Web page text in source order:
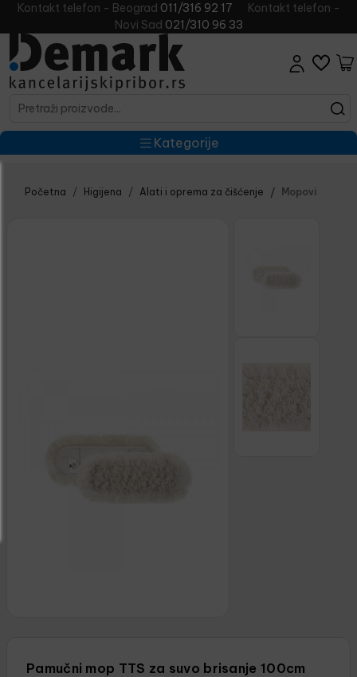
Kontakt telefon - Beograd 011/316 92 17
Kontakt telefon -
Novi Sad 021/310 96 33
Kategorije
Početna Higijena Alati i oprema za čišćenje Mopovi
Pamučni mop TTS za suvo brisanje 100cm